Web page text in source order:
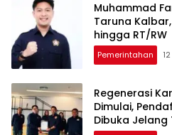
Muhammad
Taruna
hingga RT/RW
Pemerintahan
Regenerasi
Dimulai,
Dibuka Jelang